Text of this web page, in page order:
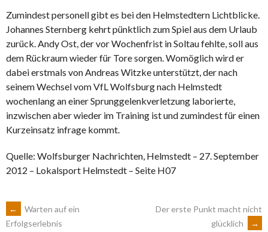
Zumindest personell gibt es bei den Helmstedtern Lichtblicke.
Johannes Sternberg kehrt pünktlich zum Spiel aus dem Urlaub
zurück. Andy Ost, der vor Wochenfrist in Soltau fehlte, soll aus
dem Rückraum wieder für Tore sorgen. Womöglich wird er
dabei erstmals von Andreas Witzke unterstützt, der nach
seinem Wechsel vom VfL Wolfsburg nach Helmstedt
wochenlang an einer Sprunggelenkverletzung laborierte,
inzwischen aber wieder im Training ist und zumindest für einen
Kurzeinsatz infrage kommt.
Quelle: Wolfsburger Nachrichten, Helmstedt – 27. September
2012 – Lokalsport Helmstedt – Seite H07
ARTIKEL-
←
Warten auf ein
Erfolgserlebnis
Der erste Punkt macht nicht
glücklich
→